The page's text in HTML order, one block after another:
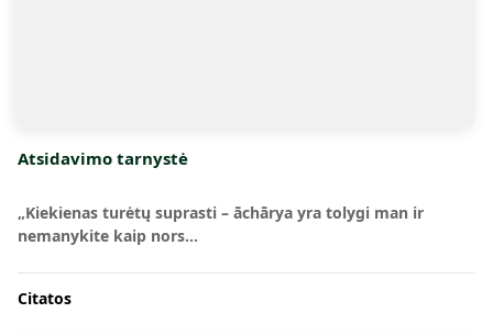
Atsidavimo tarnystė
„Kiekienas turėtų suprasti – āchārya yra tolygi man ir
nemanykite kaip nors…
Citatos